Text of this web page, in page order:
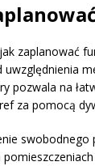
zaplanować
uwzględnienia
pozwala na
za pomocą
swobodnego